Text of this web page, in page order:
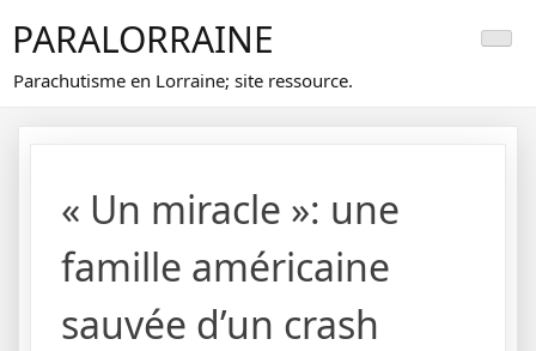
content
PARALORRAINE
Parachutisme en Lorraine; site ressource.
« Un miracle »: une
famille américaine
sauvée d’un crash